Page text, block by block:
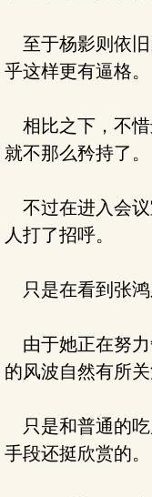
至于杨影则依旧
乎这样更有逼格。
相比之下，不惜
就不那么矜持了。
不过在进入会议
人打了招呼。
只是在看到张鸿
由于她正在努力
的风波自然有所关
只是和普通的吃
手段还挺欣赏的。